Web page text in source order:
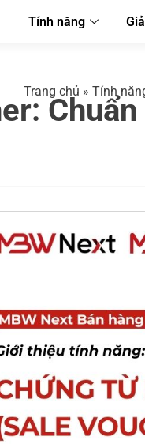
Tính năng
Trang chủ » Tính